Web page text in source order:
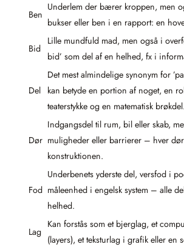
Ben
Underlem der bærer kroppen, men
bukser eller ben i en rapport: en
Bid
Lille mundfuld mad, men også i
bid’ som del af en helhed, fx i
Del
Det mest almindelige synonym for
kan betyde en portion af noget, en
teaterstykke og en matematisk brøkdel.
Dør
Indgangsdel til rum, bil eller skab,
muligheder eller barrierer – hver
konstruktionen.
Fod
Underbenets yderste del, versfod i
måleenhed i engelsk system – alle
helhed.
Lag
Kan forstås som et bjerglag, et
(layers), et teksturlag i grafik eller en